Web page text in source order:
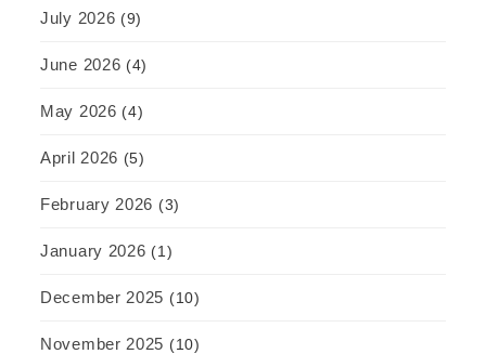
July 2026 (9)
June 2026 (4)
May 2026 (4)
April 2026 (5)
February 2026 (3)
January 2026 (1)
December 2025 (10)
November 2025 (10)